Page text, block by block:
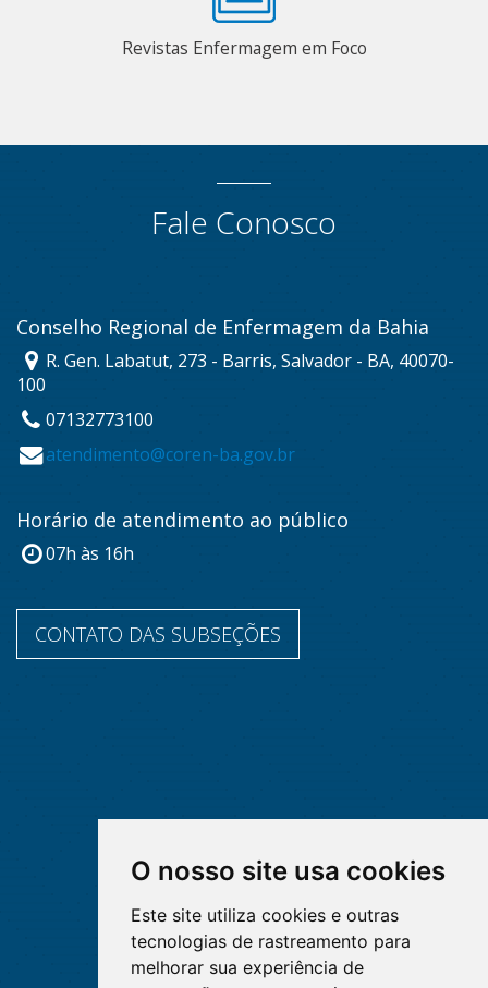
O nosso site usa cookies
Este site utiliza cookies e outras
tecnologias de rastreamento para
melhorar sua experiência de
Revistas Enfermagem em Foco
Fale Conosco
Conselho Regional de Enfermagem da Bahia
R. Gen. Labatut, 273 - Barris, Salvador - BA, 40070-
100
07132773100
atendimento@coren-ba.gov.br
Horário de atendimento ao público
07h às 16h
CONTATO DAS SUBSEÇÕES